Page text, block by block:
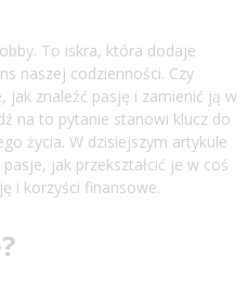
To iskra, która dodaje
naszej codzienności. Czy
jak znaleźć pasję i zamienić ją w
na to pytanie stanowi klucz do
życia. W dzisiejszym artykule
jak przekształcić je w coś
i korzyści finansowe.